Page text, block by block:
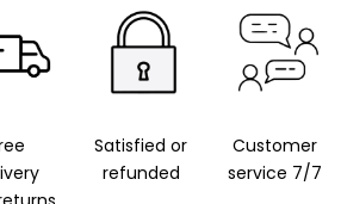
Satisfied or
refunded
Customer
service 7/7